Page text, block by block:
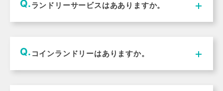
ランドリーサービスはあありますか。
コインランドリーはありますか。